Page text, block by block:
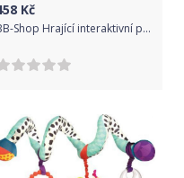
Kč
BB-Shop Hrající interaktivní podložka s hrazdičkou a chrastítky, Zoo, růžový